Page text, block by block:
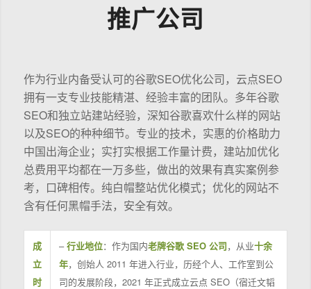
推广公司
作为行业内备受认可的谷歌SEO优化公司，云点SEO
拥有一支专业技能精湛、经验丰富的团队。多年谷歌
SEO和独立站建站经验，深知谷歌喜欢什么样的网站
以及SEO的种种细节。专业的技术，实惠的价格助力
中国出海企业；实打实根据工作量计费，建站加优化
总费用平均都在一万多些，做出的效果有真实案例参
考，口碑相传。纯白帽整站优化模式；优化的网站不
含有任何黑帽手法，安全有效。
成
立
时
–行业地位：作为国内老牌谷歌 SEO 公司，从业十余
年，创始人 2011 年进入行业，历经个人、工作室到公
司的发展阶段，2021 年正式成立云点 SEO（宿迁文韬